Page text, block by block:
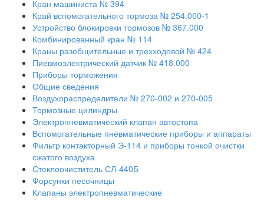
Кран машиниста № 394
Край вспомогательного тормоза № 254.000-1
Устройство блокировки тормозов № 367.000
Комбинированный кран № 114
Краны разобщительные и трехходовой № 424
Пиевмоэлектрический датчик № 418.000
Приборы торможения
Общие сведения
Воздухораспределители № 270-002 и 270-005
Тормозные цилиндры
Электропневматический клапан автостопа
Вспомогательные пневматические приборы и аппараты
Фильтр контакторный Э-114 и приборы тонкой очистки
сжатого воздуха
Стеклоочиститель СЛ-440Б
Форсунки песочницы
Клапаны электропневматические